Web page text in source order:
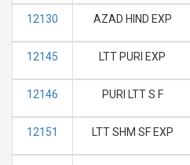
12130 AZAD HIND EXP
12145 LTT PURI EXP
12146 PURI LTT S F
12151 LTT SHM SF EXP